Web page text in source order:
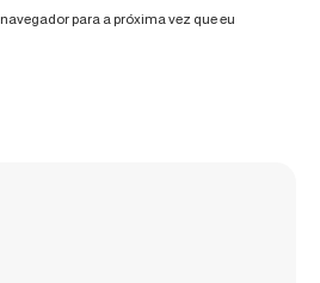
para a próxima vez que eu